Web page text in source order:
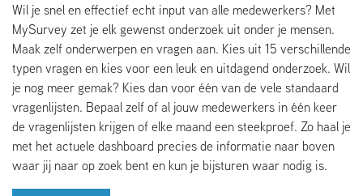
Wil je snel en effectief echt input van alle medewerkers? Met
MySurvey zet je elk gewenst onderzoek uit onder je mensen.
Maak zelf onderwerpen en vragen aan. Kies uit 15 verschillende
typen vragen en kies voor een leuk en uitdagend onderzoek. Wil
je nog meer gemak? Kies dan voor één van de vele standaard
vragenlijsten. Bepaal zelf of al jouw medewerkers in één keer
de vragenlijsten krijgen of elke maand een steekproef. Zo haal je
met het actuele dashboard precies de informatie naar boven
waar jij naar op zoek bent en kun je bijsturen waar nodig is.